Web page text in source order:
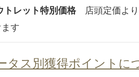
レット特別価格店頭定価より
す
タス別獲得ポイントに